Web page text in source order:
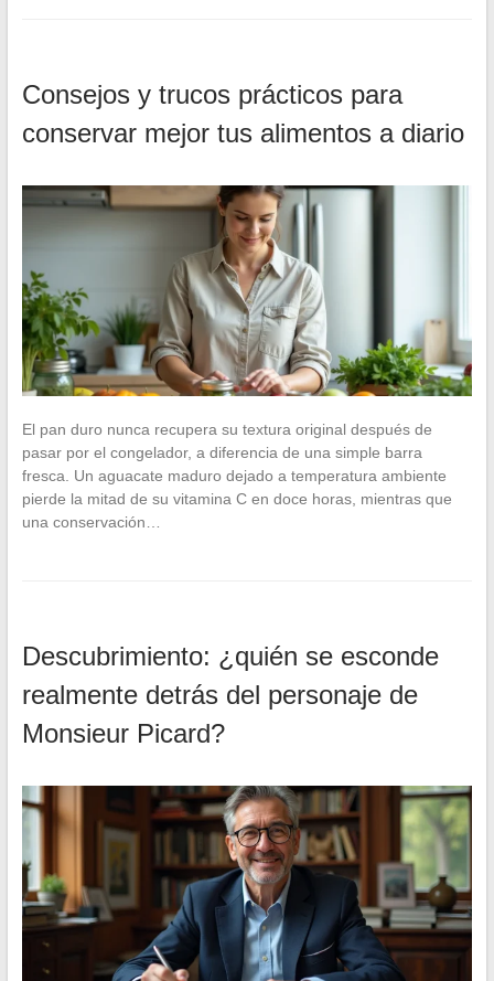
Consejos y trucos prácticos para
conservar mejor tus alimentos a diario
El pan duro nunca recupera su textura original después de
pasar por el congelador, a diferencia de una simple barra
fresca. Un aguacate maduro dejado a temperatura ambiente
pierde la mitad de su vitamina C en doce horas, mientras que
una conservación…
Descubrimiento: ¿quién se esconde
realmente detrás del personaje de
Monsieur Picard?